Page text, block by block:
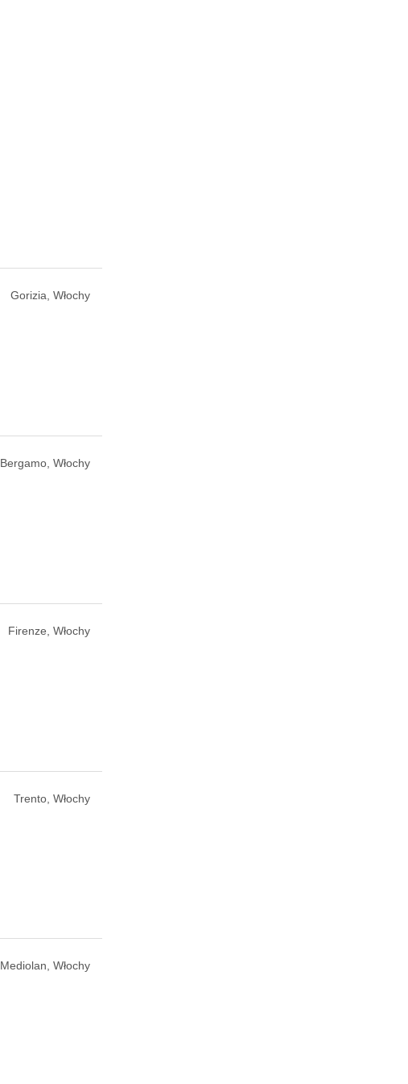
Gorizia, Włochy
Bergamo, Włochy
Firenze, Włochy
Trento, Włochy
Mediolan, Włochy